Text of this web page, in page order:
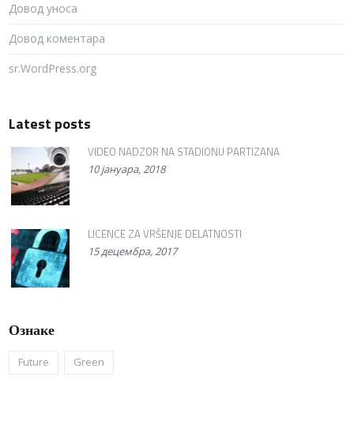
Довод уноса
Довод коментара
sr.WordPress.org
Latest posts
VIDEO NADZOR NA STADIONU PARTIZANA
10 јануара, 2018
LICENCE ZA VRŠENJE DELATNOSTI
15 децембра, 2017
Ознаке
Future Green